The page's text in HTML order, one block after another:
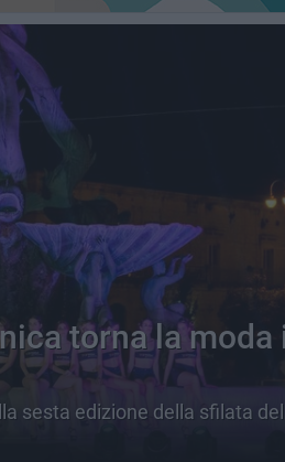
torna la moda
sesta edizione della sfilata